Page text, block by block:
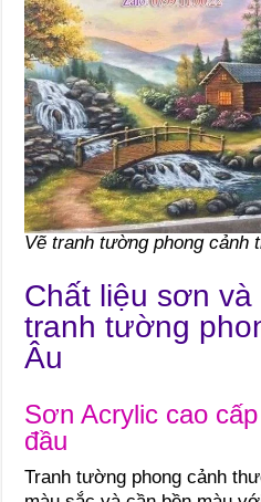
Vẽ tranh tường phong cảnh
Chất liệu sơn
tranh tường
Âu
Sơn Acrylic cao
đầu
Tranh tường phong cảnh